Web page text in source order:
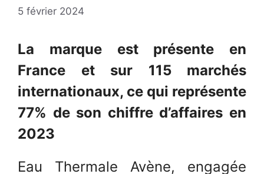
5 février 2024
La marque est présente en
France et sur 115 marchés
internationaux, ce qui représente
77% de son chiffre d’affaires en
2023
Eau Thermale Avène, engagée